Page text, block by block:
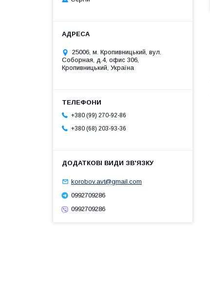
25006, м. Кропивницький, вул.
Соборная, д.4, офис 306,
Кропивницький, Україна
+380 (99) 270-92-86
+380 (68) 203-93-36
korobov.avt@gmail.com
0992709286
0992709286